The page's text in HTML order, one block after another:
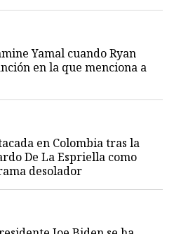
Yamal cuando Ryan
en la que menciona a
en Colombia tras la
De La Espriella como
desolador